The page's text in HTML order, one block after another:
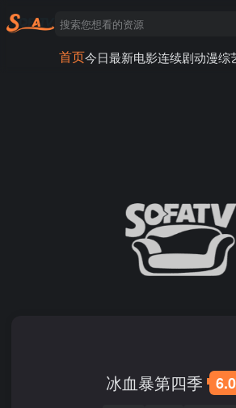
首页今日最新电影连续剧动漫综
冰血暴第四季